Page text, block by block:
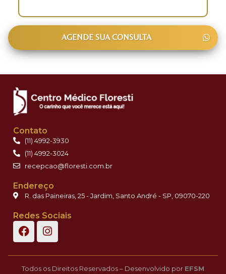
AGENDE SUA CONSULTA
Contato
(11) 4992-3930
(11) 4992-3024
recepcao@floresti.com.br
Endereço
R. das Paineiras, 25 - Jardim, Santo André - SP, 09070-220
Redes Sociais
Todos os Direitos Reservados – Desenvolvido por EFSM